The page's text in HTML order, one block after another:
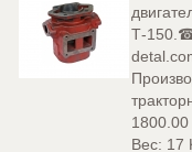
Т-
1800.00
Вес: 17